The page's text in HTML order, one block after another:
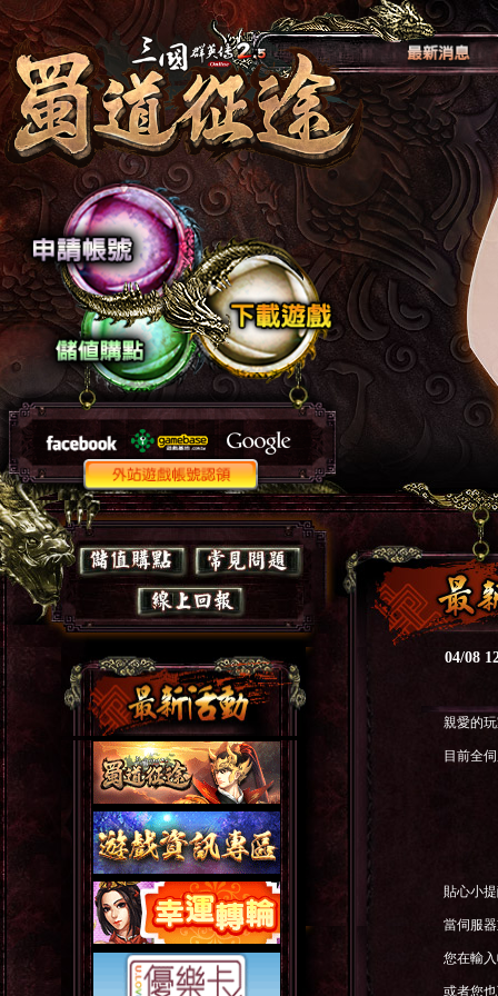
04/08
親愛的
目前全
貼心小
當伺服
您在輸
或者您